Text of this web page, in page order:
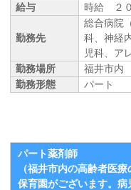
給与
時給 ２
勤務先
総合病院
科、神経
児科、ア
勤務場所
福井市内
勤務形態
パート
パート薬剤師
（福井市内の高齢者医
保育園がございます。病